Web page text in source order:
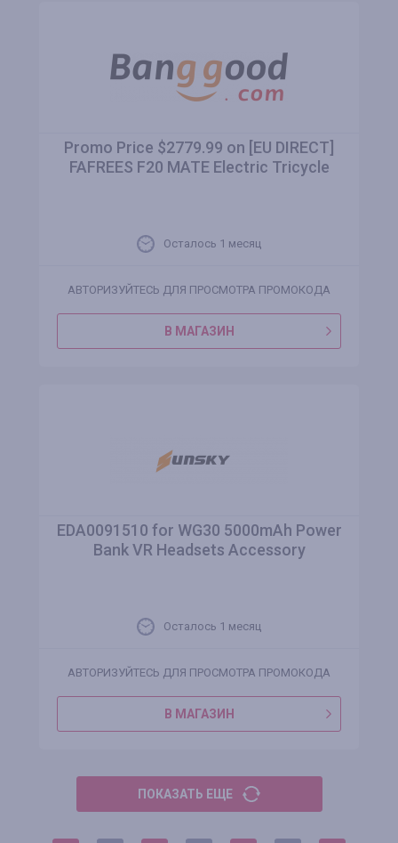
Promo Price $2779.99 on [EU DIRECT]
FAFREES F20 MATE Electric Tricycle
Осталось 1 месяц
АВТОРИЗУЙТЕСЬ ДЛЯ ПРОСМОТРА ПРОМОКОДА
В МАГАЗИН
EDA0091510 for WG30 5000mAh Power
Bank VR Headsets Accessory
Осталось 1 месяц
АВТОРИЗУЙТЕСЬ ДЛЯ ПРОСМОТРА ПРОМОКОДА
В МАГАЗИН
ПОКАЗАТЬ ЕЩЕ